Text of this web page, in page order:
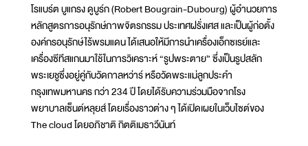
โรแบร์ต บูแกรง ดูบูร์ก (Robert Bougrain-Dubourg) ผู้อำนวยการ
หลักสูตรการอนุรักษ์ภาพจิตรกรรม ประเทศฝรั่งเศส และเป็นผู้ก่อตั้ง
องค์กรอนุรักษ์ไร้พรมแดน ได้เสนอให้มีการนำเครื่องเอ็กซเรย์และ
เครื่องซีทีสแกนมาใช้ในการวิเคราะห์ “รูปพระตาย” ซึ่งเป็นรูปสลัก
พระเยชูซึ่งอยู่คู่กับวัดกาลหว่าร์ หรือวัดพระแม่ลูกประคำ
กรุงเทพมหานคร กว่า 234 ปี โดยได้รับความร่วมมือจากโรง
พยาบาลเซ็นต์หลุยส์ โดยเรื่องราวต่าง ๆ ได้เปิดเผยในเว็บไซต์ของ
The cloud โดยอภิชาติ กิตติเมธาวีนันท์